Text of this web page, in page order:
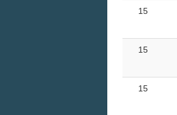
15
15
15